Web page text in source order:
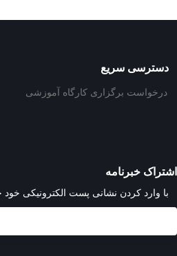
دسترسی سریع
درخواست برگزاری کارگاه آموزشی
اشتراک خبرنامه
با وارد کردن نشانی پست الکترونیکی خود